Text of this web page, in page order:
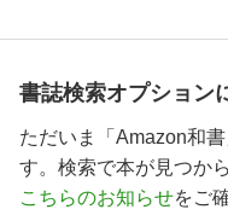
書誌検索オプション
ただいま「Amazon和
す。検索で本が見つか
こちらのお知らせをご